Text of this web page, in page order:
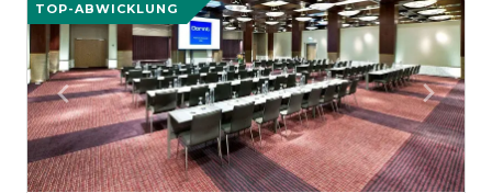
TOP-ABWICKLUNG